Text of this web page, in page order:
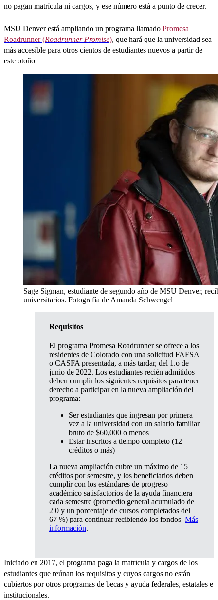
no pagan matrícula ni cargos, y ese número está a punto de crecer.
MSU Denver está ampliando un programa llamado Promesa
Roadrunner (Roadrunner Promise), que hará que la universidad sea
más accesible para otros cientos de estudiantes nuevos a partir de
este otoño.
Sage Sigman, estudiante de segundo año de MSU Denver,
universitarios. Fotografía de Amanda Schwengel
Requisitos
El programa Promesa Roadrunner se ofrece a los
residentes de Colorado con una solicitud FAFSA
o CASFA presentada, a más tardar, del 1.o de
junio de 2022. Los estudiantes recién admitidos
deben cumplir los siguientes requisitos para tener
derecho a participar en la nueva ampliación del
programa:
Ser estudiantes que ingresan por primera
vez a la universidad con un salario familiar
bruto de $60,000 o menos
Estar inscritos a tiempo completo (12
créditos o más)
La nueva ampliación cubre un máximo de 15
créditos por semestre, y los beneficiarios deben
cumplir con los estándares de progreso
académico satisfactorios de la ayuda financiera
cada semestre (promedio general acumulado de
2.0 y un porcentaje de cursos completados del
67 %) para continuar recibiendo los fondos. Más
información.
Iniciado en 2017, el programa paga la matrícula y cargos de los
estudiantes que reúnan los requisitos y cuyos cargos no están
cubiertos por otros programas de becas y ayuda federales, estatales e
institucionales.